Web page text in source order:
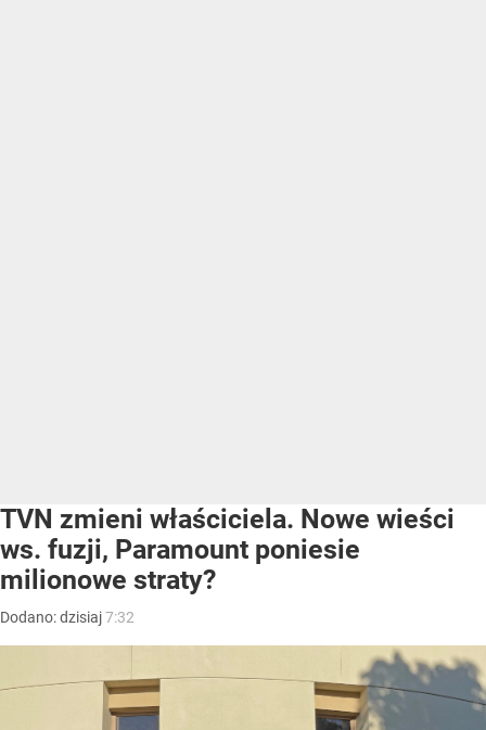
TVN zmieni właściciela. Nowe wieści
ws. fuzji, Paramount poniesie
milionowe straty?
Dodano:dzisiaj7:32